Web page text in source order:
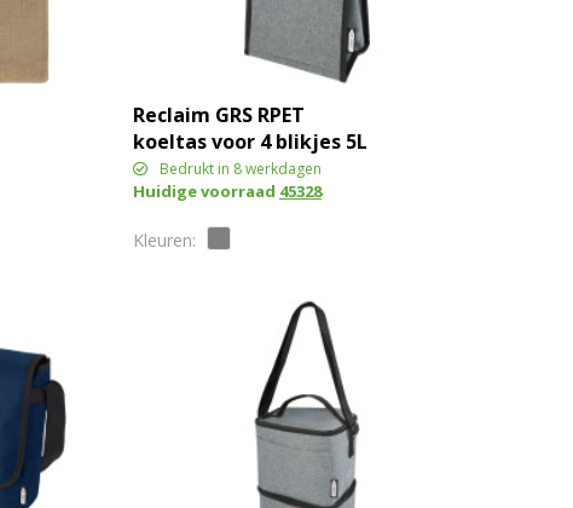
Reclaim GRS RPET
koeltas voor 4 blikjes 5L
Bedrukt in 8 werkdagen
Huidige voorraad 45328